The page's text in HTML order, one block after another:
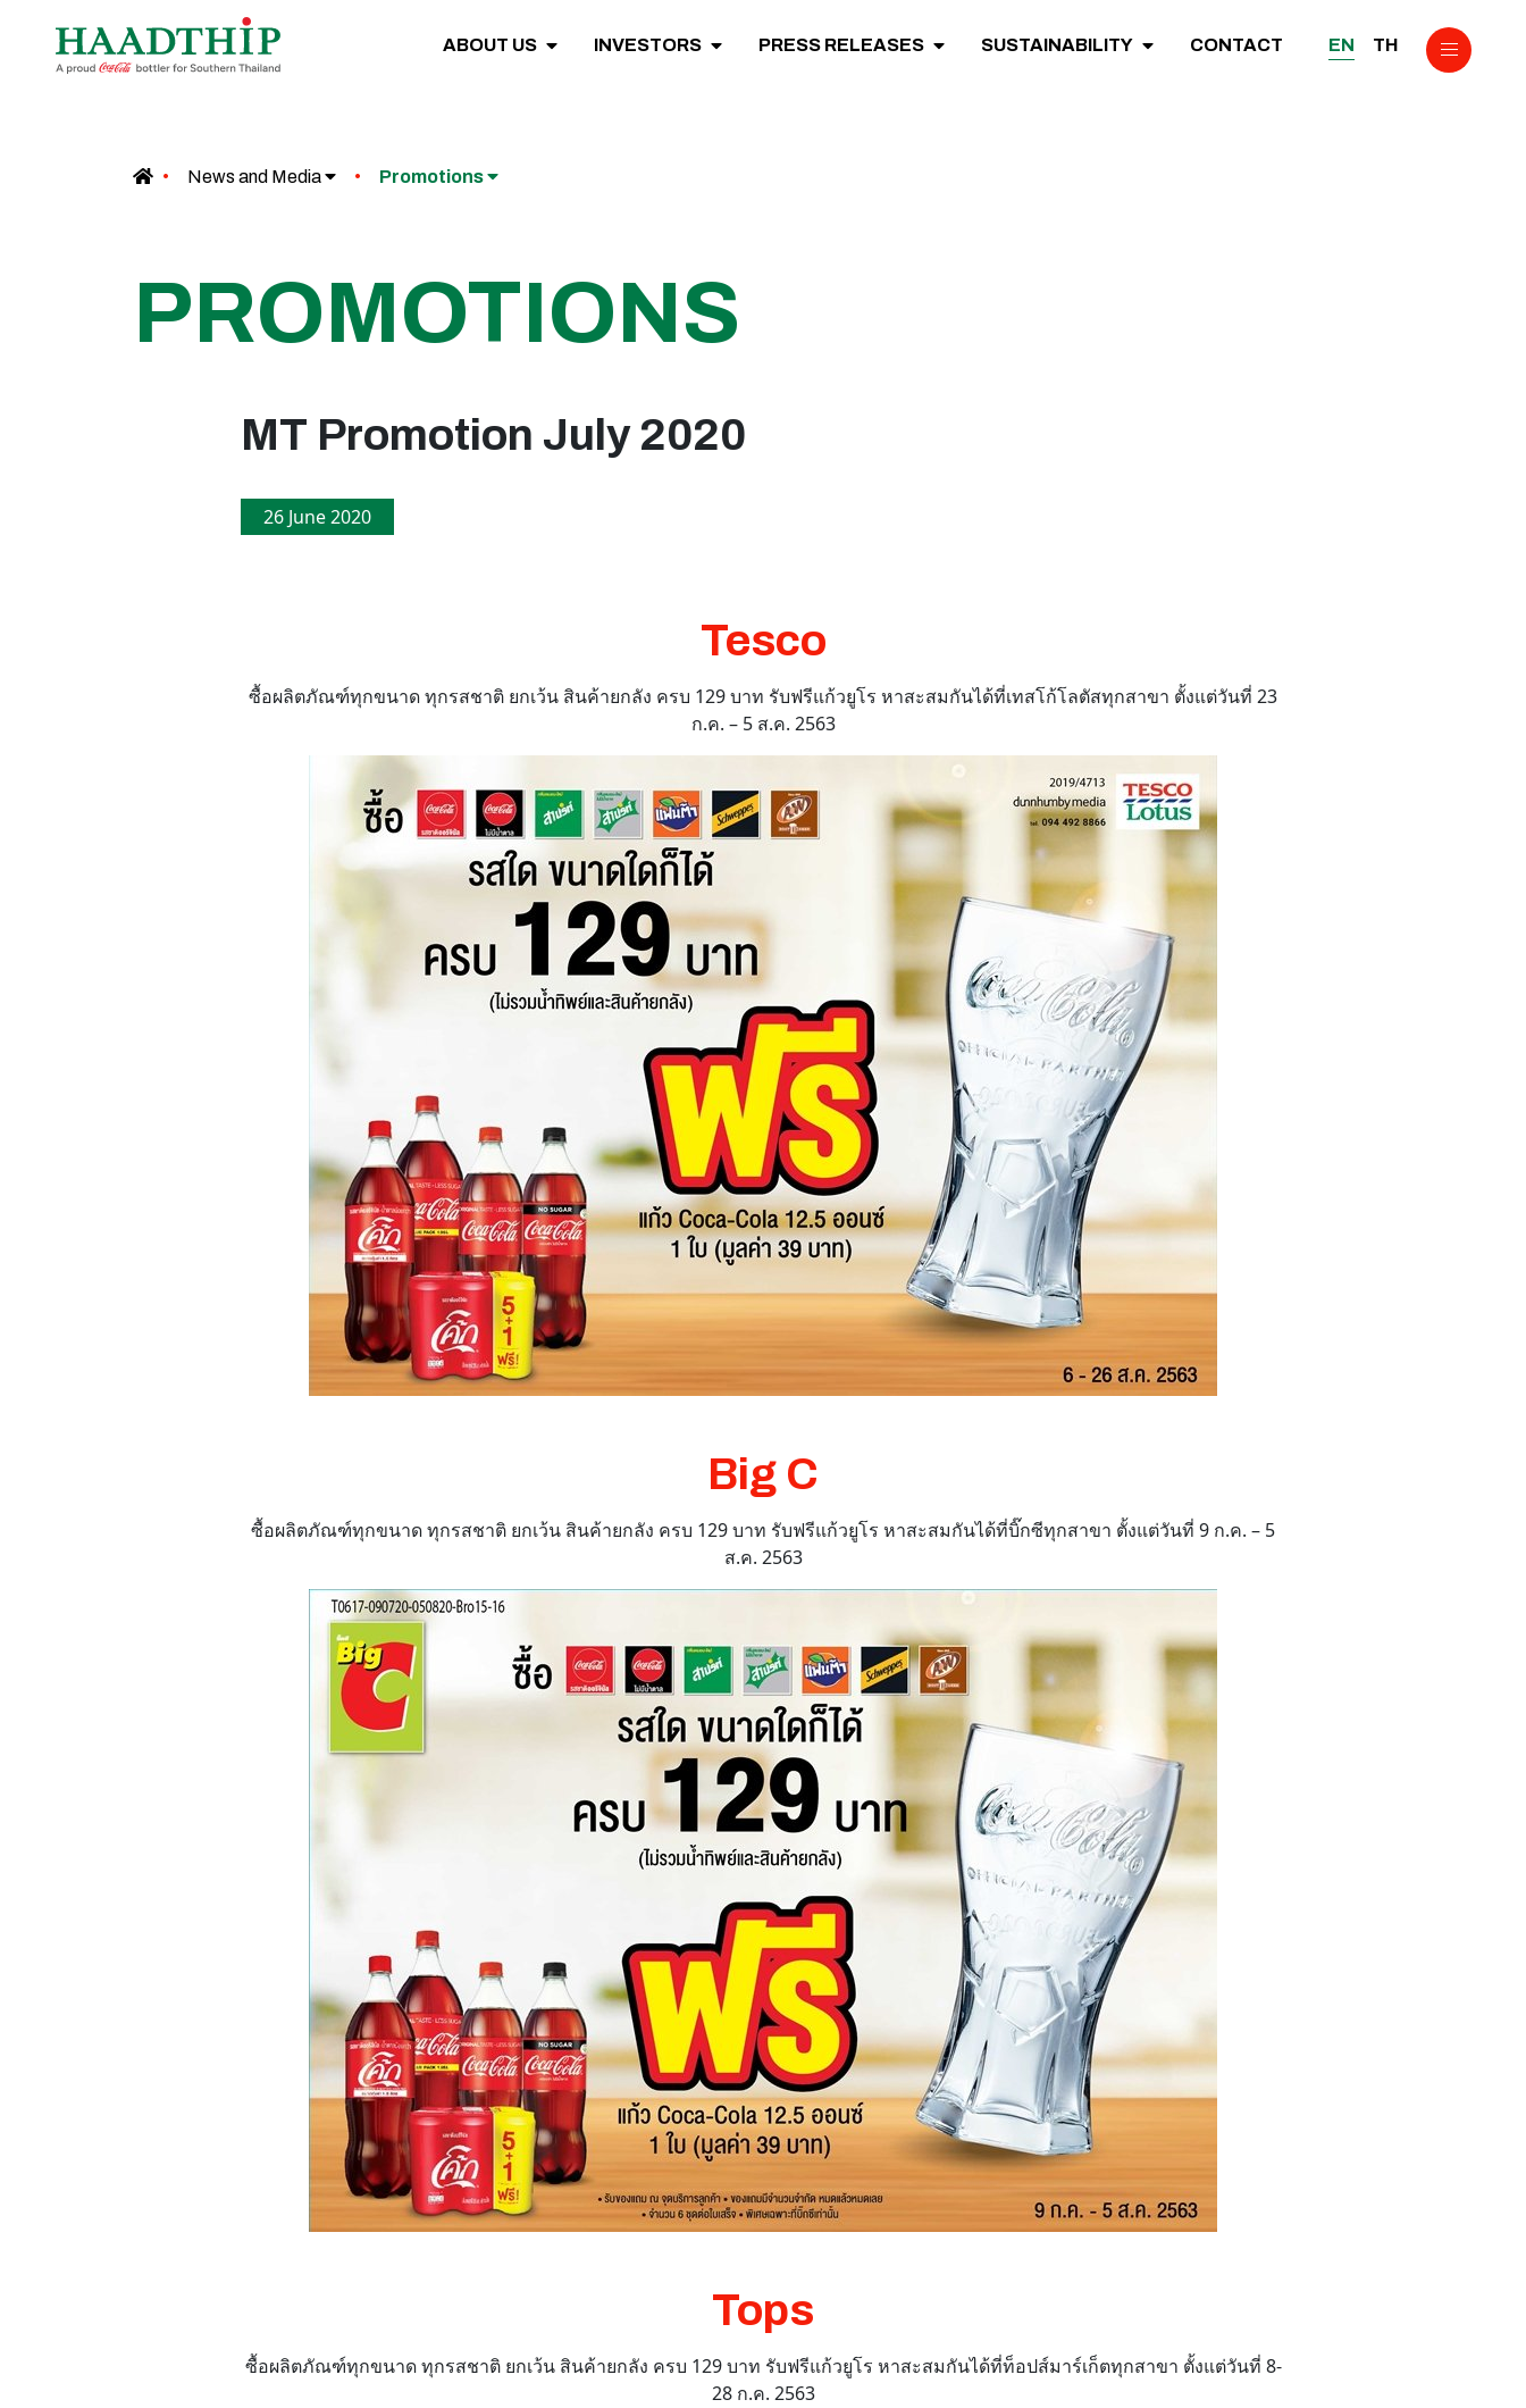
ABOUT US INVESTORS PRESS RELEASES SUSTAINABILITY CONTACT EN TH
News and Media Promotions
PROMOTIONS
MT Promotion July 2020
26 June 2020
Tesco
ซื้อผลิตภัณฑ์ทุกขนาด ทุกรสชาติ ยกเว้น สินค้ายกลัง ครบ 129 บาท รับฟรีแก้วยูโร หาสะสมกันได้ที่เทสโก้โลตัสทุกสาขา ตั้งแต่วันที่ 23
ก.ค. – 5 ส.ค. 2563
Big C
ซื้อผลิตภัณฑ์ทุกขนาด ทุกรสชาติ ยกเว้น สินค้ายกลัง ครบ 129 บาท รับฟรีแก้วยูโร หาสะสมกันได้ที่บิ๊กซีทุกสาขา ตั้งแต่วันที่ 9 ก.ค. – 5
ส.ค. 2563
Tops
ซื้อผลิตภัณฑ์ทุกขนาด ทุกรสชาติ ยกเว้น สินค้ายกลัง ครบ 129 บาท รับฟรีแก้วยูโร หาสะสมกันได้ที่ท็อปส์มาร์เก็ตทุกสาขา ตั้งแต่วันที่ 8-
28 ก.ค. 2563